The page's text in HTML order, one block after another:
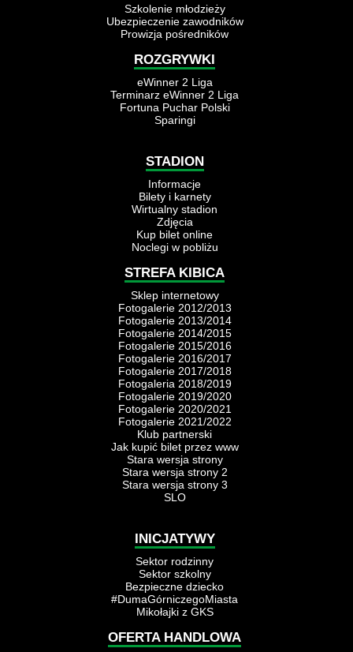
Szkolenie młodzieży
Ubezpieczenie zawodników
Prowizja pośredników
ROZGRYWKI
eWinner 2 Liga
Terminarz eWinner 2 Liga
Fortuna Puchar Polski
Sparingi
STADION
Informacje
Bilety i karnety
Wirtualny stadion
Zdjęcia
Kup bilet online
Noclegi w pobliżu
STREFA KIBICA
Sklep internetowy
Fotogalerie 2012/2013
Fotogalerie 2013/2014
Fotogalerie 2014/2015
Fotogalerie 2015/2016
Fotogalerie 2016/2017
Fotogalerie 2017/2018
Fotogaleria 2018/2019
Fotogalerie 2019/2020
Fotogalerie 2020/2021
Fotogalerie 2021/2022
Klub partnerski
Jak kupić bilet przez www
Stara wersja strony
Stara wersja strony 2
Stara wersja strony 3
SLO
INICJATYWY
Sektor rodzinny
Sektor szkolny
Bezpieczne dziecko
#DumaGórniczegoMiasta
Mikołajki z GKS
OFERTA HANDLOWA